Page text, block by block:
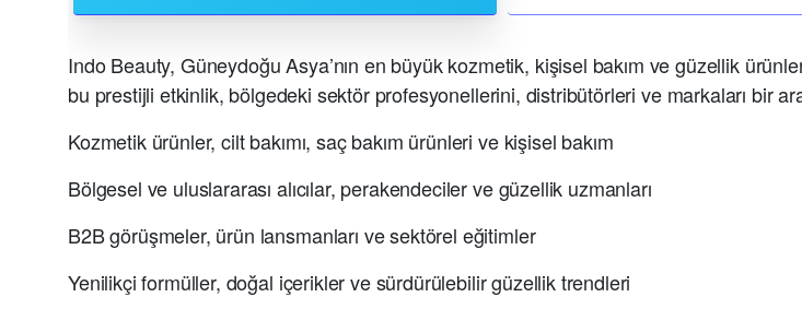
Indo Beauty, Güneydoğu Asya’nın en büyük kozmetik, kişisel bakım ve güzellik
bu prestijli etkinlik, bölgedeki sektör profesyonellerini, distribütörleri ve markaları bir
Kozmetik ürünler, cilt bakımı, saç bakım ürünleri ve kişisel bakım
Bölgesel ve uluslararası alıcılar, perakendeciler ve güzellik uzmanları
B2B görüşmeler, ürün lansmanları ve sektörel eğitimler
Yenilikçi formüller, doğal içerikler ve sürdürülebilir güzellik trendleri